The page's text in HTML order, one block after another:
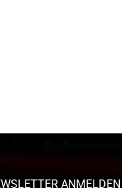
ANMELDEN